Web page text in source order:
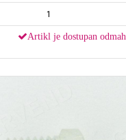
Artikl je dostupan odmah